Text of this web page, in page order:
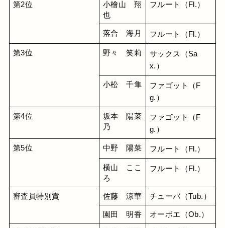
第2位
小檜山　翔
也
フルート（Fl.）
落合　海月 フルート（Fl.）
第3位 野々　笑莉
サックス（Sa
x.）
小松　千隼
ファゴット（F
g.）
第4位
坂本　陽菜
乃
ファゴット（F
g.）
第5位 中野　陽菜 フルート（Fl.）
横山　ここ
ろ
フルート（Fl.）
審査員特別賞 佐藤　涼華 チューバ（Tub.）
園田　明香 オーボエ（Ob.）